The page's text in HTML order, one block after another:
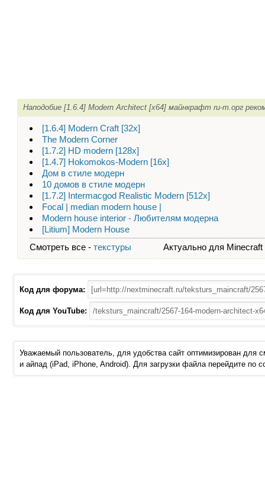
Наподобие [1.6.4] Modern Architect [x64] майнкрафт ru-m.орг
[1.6.4] Modern Craft [32х]
The Modern Corner
[1.7.2] HD modern [128x]
[1.4.7] Hokomokos-Modern [16x]
Дом в стиле модерн
10 домов в стиле модерн
[1.7.2] Intermacgod Realistic Modern [512х]
Focal | median modern house |
Modern house interior - Любителям модерна
[Litium] Modern House
Смотреть все - текстуры Актуально для
Код для форума:
Код для YouTube:
Уважаемый пользователь, для удобства сайт оптимизирован для
и айпад (iPad, iPhone, Android). Для загрузки файла перейдите по